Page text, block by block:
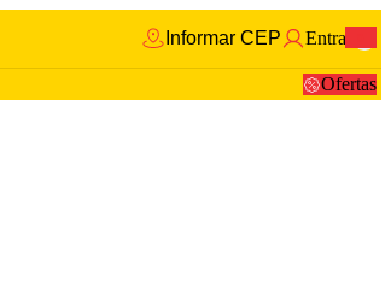
Informar CEP Entrar
Ofertas